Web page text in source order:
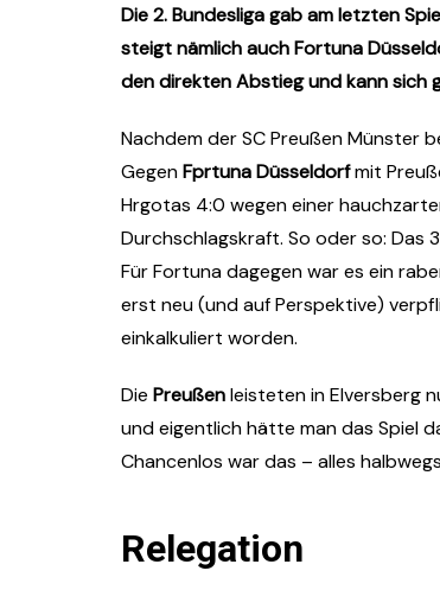
Die 2. Bundesliga gab am letzten
steigt nämlich auch Fortuna
den direkten Abstieg und kann sich
Nachdem der SC Preußen Münster
GegenFprtuna Düsseldorfmit
Hrgotas 4:0 wegen einer
Durchschlagskraft. So oder so: Das
Für Fortuna dagegen war es ein
erst neu (und auf Perspektive)
einkalkuliert worden.
Die Preußenleisteten in Elversberg
und eigentlich hätte man das Spiel
Chancenlos war das – alles
Relegation